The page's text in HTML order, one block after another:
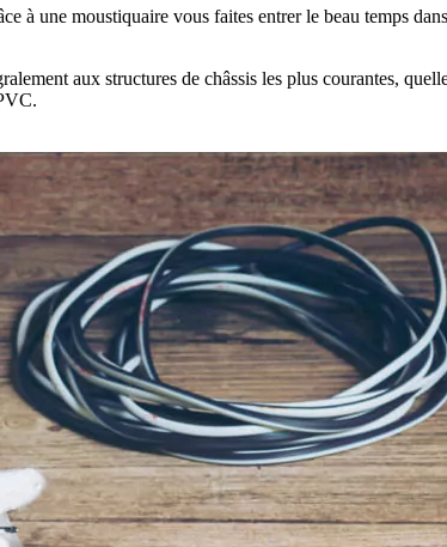
une moustiquaire vous faites entrer le beau temps
aux structures de châssis les plus courantes,